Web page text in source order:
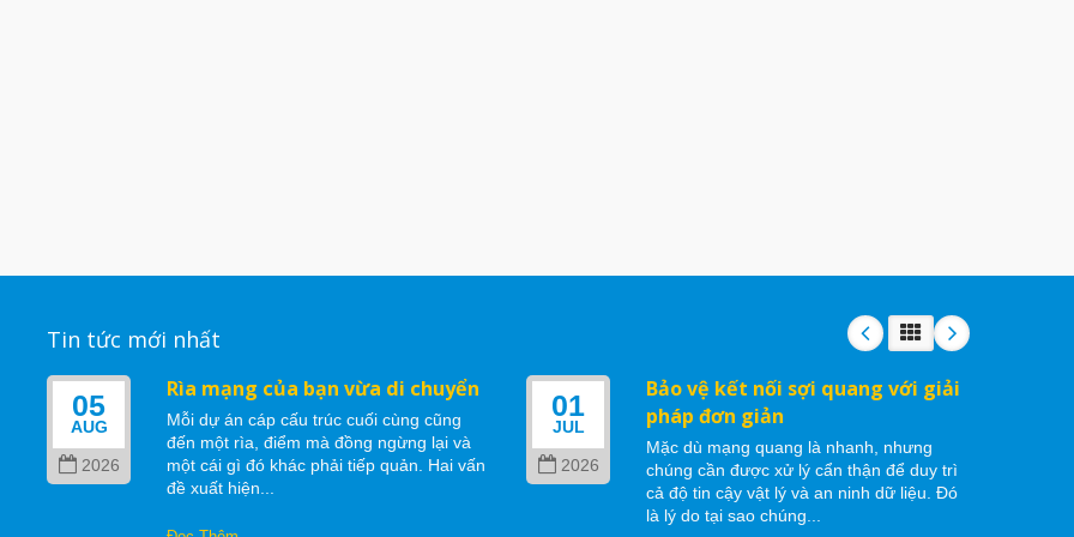
Tin tức mới nhất
05
AUG
2026
Rìa mạng của bạn vừa di chuyển
Mỗi dự án cáp cấu trúc cuối cùng cũng
đến một rìa, điểm mà đồng ngừng lại và
một cái gì đó khác phải tiếp quản. Hai vấn
đề xuất hiện...
01
JUL
2026
Bảo vệ kết nối sợi quang với giải
pháp đơn giản
Mặc dù mạng quang là nhanh, nhưng
chúng cần được xử lý cẩn thận để duy trì
cả độ tin cậy vật lý và an ninh dữ liệu. Đó
là lý do tại sao chúng...